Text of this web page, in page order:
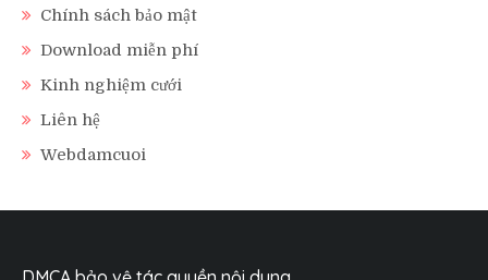
Chính sách bảo mật
Download miễn phí
Kinh nghiệm cưới
Liên hệ
Webdamcuoi